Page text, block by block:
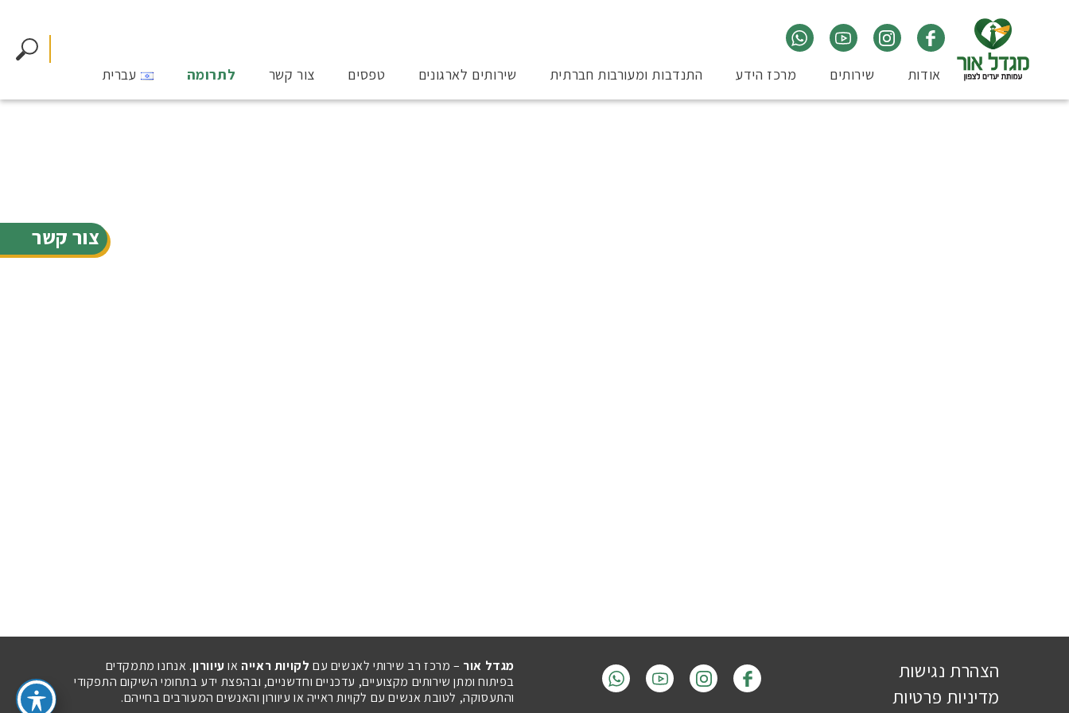
צור קשר
אודות שירותים מרכז הידע התנדבות ומעורבות חברתית שירותים לארגונים טפסים צור קשר לתרומה עברית
הצהרת נגישות
מדיניות פרטיות
מגדל אור – מרכז רב שירותי לאנשים עם לקויות ראייה אועיוורון. אנחנו מתמקדים
בפיתוח ומתן שירותים מקצועיים, עדכניים וחדשניים, ובהפצת ידע בתחומי השיקום התפקודי
והתעסוקה, לטובת אנשים עם לקויות ראייה או עיוורון והאנשים המעורבים בחייהם.